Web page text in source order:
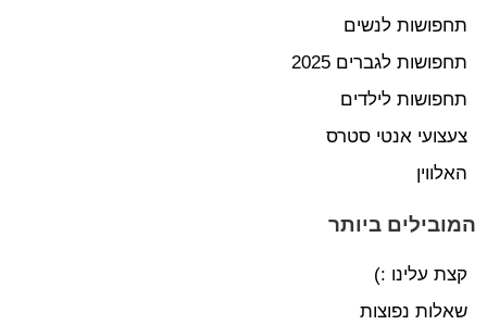
תחפושות לנשים
תחפושות לגברים 2025
תחפושות לילדים
צעצועי אנטי סטרס
האלווין
המובילים ביותר
קצת עלינו :)
שאלות נפוצות